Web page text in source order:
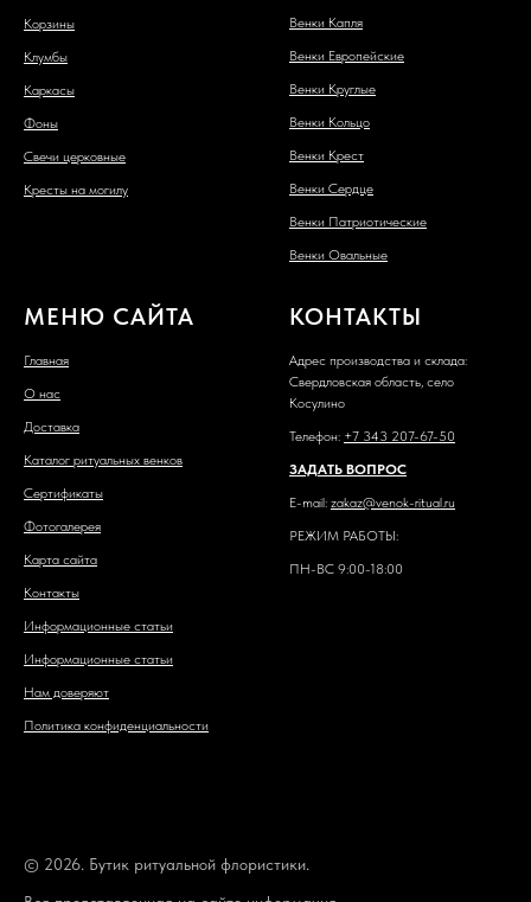
Корзины
Клумбы
Каркасы
Фоны
Свечи церковные
Кресты на могилу
Венки Капля
Венки Европейские
Венки Круглые
Венки Кольцо
Венки Крест
Венки Сердце
Венки Патриотические
Венки Овальные
МЕНЮ САЙТА
Главная
О нас
Доставка
Каталог ритуальных венков
Сертификаты
Фотогалерея
Карта сайта
Контакты
Информационные статьи
Информационные статьи
Нам доверяют
Политика конфиденциальности
КОНТАКТЫ
Адрес производства и склада:
Свердловская область, село
Косулино
Телефон: +7 343 207-67-50
ЗАДАТЬ ВОПРОС
E-mail: zakaz@venok-ritual.ru
РЕЖИМ РАБОТЫ:
ПН-ВС 9:00-18:00
© 2026. Бутик ритуальной флористики.